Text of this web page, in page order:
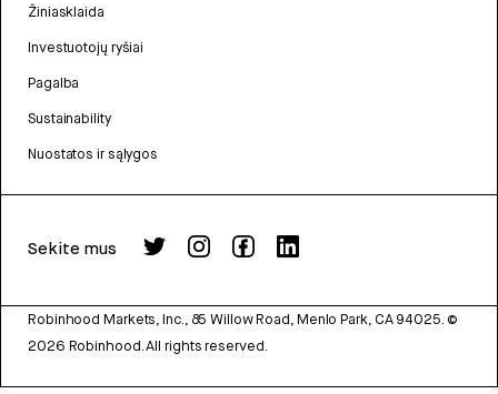
Žiniasklaida
Investuotojų ryšiai
Pagalba
Sustainability
Nuostatos ir sąlygos
Sekite mus
Robinhood Markets, Inc., 85 Willow Road, Menlo Park, CA 94025. ©
2026 Robinhood. All rights reserved.